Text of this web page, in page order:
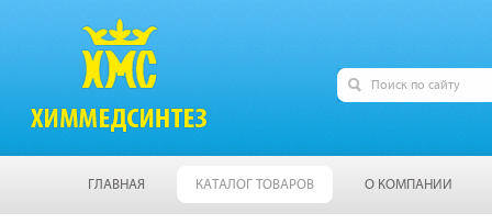
ГЛАВНАЯ КАТАЛОГ ТОВАРОВ О КОМПАНИИ